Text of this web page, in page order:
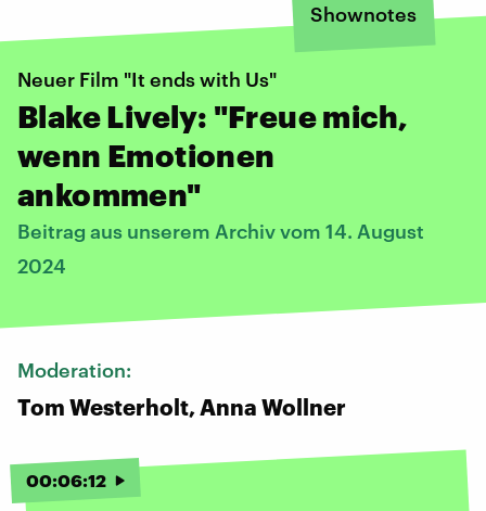
Shownotes
Neuer Film "It ends with Us"
Blake Lively: "Freue mich,
wenn Emotionen
ankommen"
Beitrag aus unserem Archiv vom 14. August
2024
Moderation:
Tom Westerholt, Anna Wollner
00:06:12